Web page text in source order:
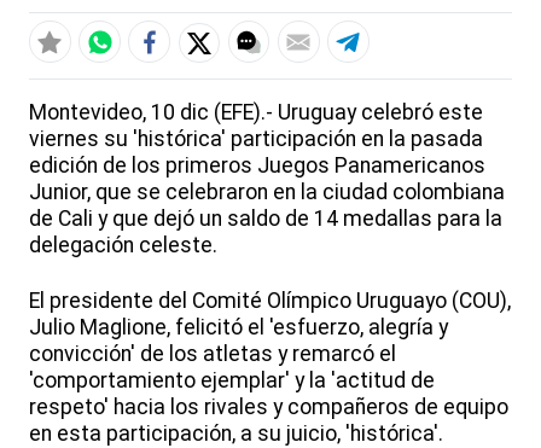
Montevideo, 10 dic (EFE).- Uruguay celebró este
viernes su 'histórica' participación en la pasada
edición de los primeros Juegos Panamericanos
Junior, que se celebraron en la ciudad colombiana
de Cali y que dejó un saldo de 14 medallas para la
delegación celeste.
El presidente del Comité Olímpico Uruguayo (COU),
Julio Maglione, felicitó el 'esfuerzo, alegría y
convicción' de los atletas y remarcó el
'comportamiento ejemplar' y la 'actitud de
respeto' hacia los rivales y compañeros de equipo
en esta participación, a su juicio, 'histórica'.